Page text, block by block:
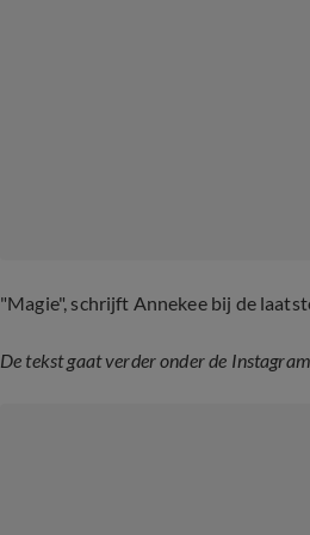
"Magie", schrijft Annekee bij de
De tekst gaat verder onder de